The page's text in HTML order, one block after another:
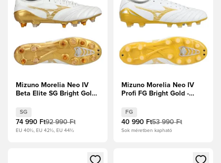
Mizuno Morelia Neo IV
Beta Elite SG Bright Gold -
szürke
SG
74 990 Ft92 990 Ft
EU 40½, EU 42½, EU 44½
Mizuno Morelia Neo IV
Profi FG Bright Gold -
szürke
FG
40 990 Ft53 990 Ft
Sok méretben kapható
Megnyit egy modált a bejelentkezéshez vagy a tagként
Megnyit egy modált a